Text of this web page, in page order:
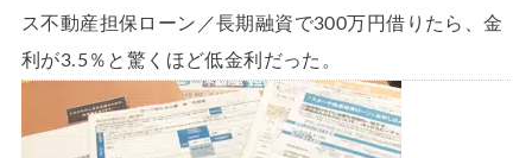
ス不動産担保ローン／長期融資で300万円借りたら、金
利が3.5％と驚くほど低金利だった。